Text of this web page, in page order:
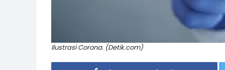
Ilustrasi Corona. (Detik.com)